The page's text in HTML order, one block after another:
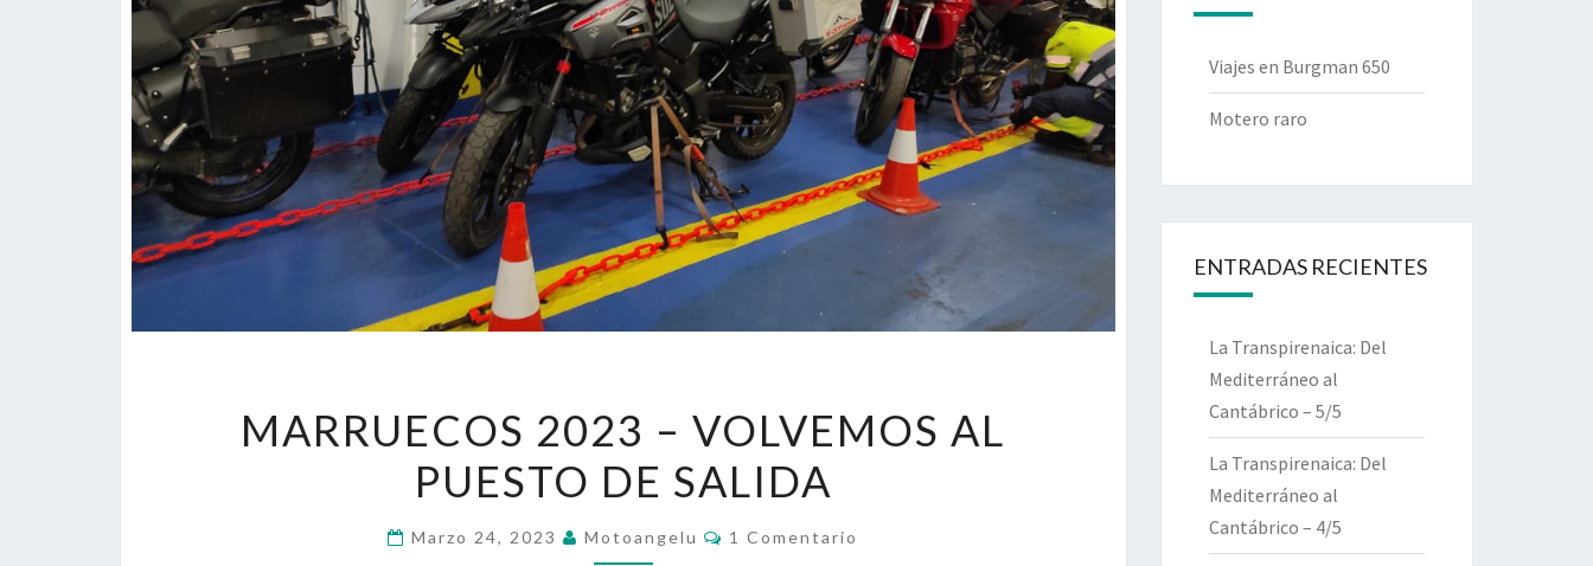
2023
–
VOLVEMOS
AL
MARRUECOS 2023 – VOLVEMOS AL
PUESTO DE SALIDA
Marzo 24, 2023 Motoangelu Comentarios
1 Comentario
Viajes en Burgman 650
Motero raro
ENTRADAS RECIENTES
La Transpirenaica: Del
Mediterráneo al
Cantábrico – 5/5
La Transpirenaica: Del
Mediterráneo al
Cantábrico – 4/5